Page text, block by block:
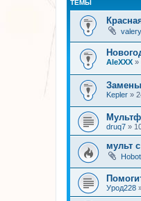
ТЕМЫ
valery
AleXXX »
Kepler »
druq7 »
мульт
Урод228